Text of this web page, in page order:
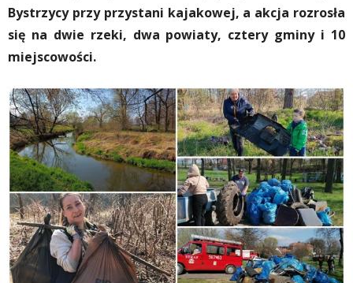
Bystrzycy przy przystani kajakowej, a akcja rozrosła
się na dwie rzeki, dwa powiaty, cztery gminy i 10
miejscowości.